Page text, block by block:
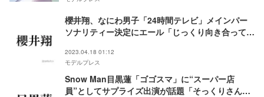
櫻井翔、なにわ男子「24時間テレビ」メインパー
ソナリティー決定にエール「じっくり向き合ってほ
2023.04.18 01:12
モデルプレス
Snow Man目黒蓮「ゴゴスマ」に“スーパー店
員”としてサプライズ出演が話題「そっくりさんか